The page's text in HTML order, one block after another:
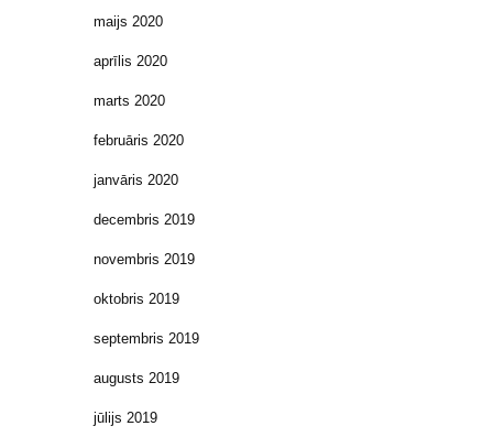
maijs 2020
aprīlis 2020
marts 2020
februāris 2020
janvāris 2020
decembris 2019
novembris 2019
oktobris 2019
septembris 2019
augusts 2019
jūlijs 2019